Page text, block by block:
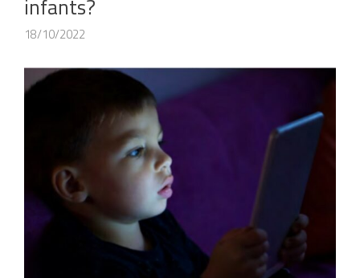
infants?
18/10/2022